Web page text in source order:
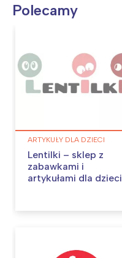
Polecamy
ARTYKUŁY DLA DZIECI
Lentilki – sklep z
zabawkami i
artykułami dla dzieci